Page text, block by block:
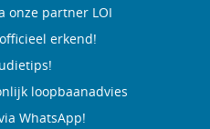
onze partner LOI
erkend!
loopbaanadvies
WhatsApp!